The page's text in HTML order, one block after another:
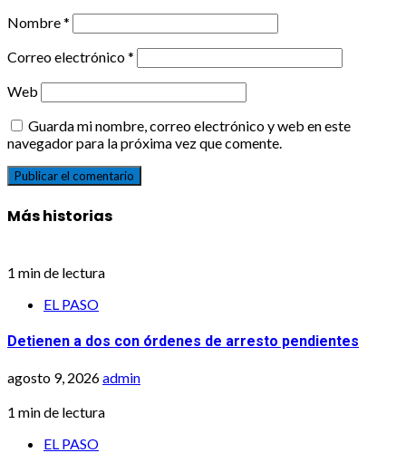
Nombre*
Correo electrónico*
Web
Guarda mi nombre, correo electrónico y web en este
navegador para la próxima vez que comente.
Más historias
1 min de lectura
EL PASO
Detienen a dos con órdenes de arresto pendientes
agosto 9, 2026admin
1 min de lectura
EL PASO